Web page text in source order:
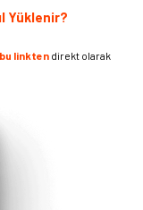
Yüklenir?
bu linkten direkt olarak